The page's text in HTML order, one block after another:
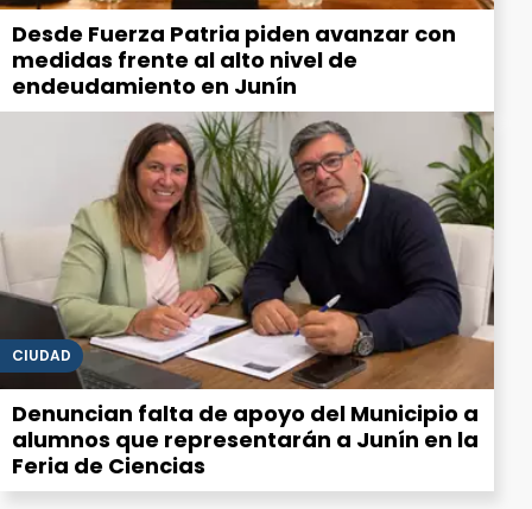
Desde Fuerza Patria piden avanzar con
medidas frente al alto nivel de
endeudamiento en Junín
CIUDAD
Denuncian falta de apoyo del Municipio a
alumnos que representarán a Junín en la
Feria de Ciencias